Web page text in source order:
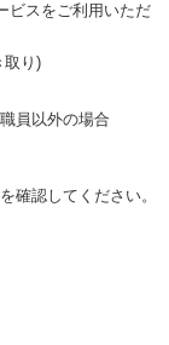
ビスをご利用いただ
取り)
員以外の場合
確認してください。